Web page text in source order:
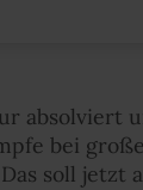
absolviert
bei
soll